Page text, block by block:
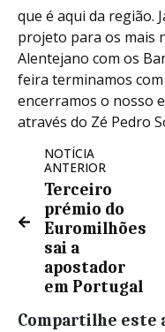
que é aqui da região.
projeto para os mais
Alentejano com os
feira terminamos
encerramos o nosso
através do Zé Pedro
NOTÍCIA
ANTERIOR
Terceiro
prémio do
Euromilhões
sai a
apostador
em Portugal
Compartilhe este